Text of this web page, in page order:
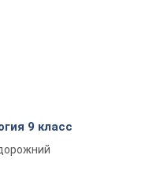
9 класс